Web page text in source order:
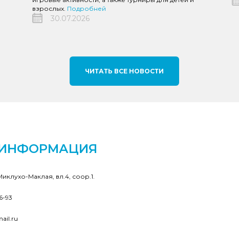
взрослых. Подробней
30.07.2026
ЧИТАТЬ ВСЕ НОВОСТИ
Маклая, вл.4, соор.1.
93